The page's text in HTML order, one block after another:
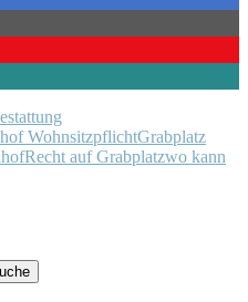
WohnsitzpflichtGrabplatz
Recht auf Grabplatzwo kann